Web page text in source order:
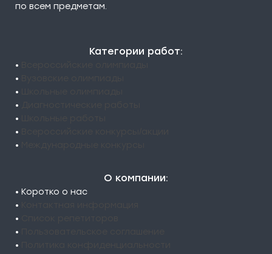
по всем предметам.
Категории работ:
•
•
•
•
•
•
•
О компании:
• Коротко о нас
•
•
•
•